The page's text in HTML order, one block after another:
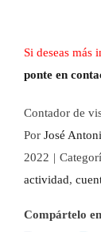
Si deseas más
ponte en
Contador de
Por José
2022 |
actividad,
Compártelo